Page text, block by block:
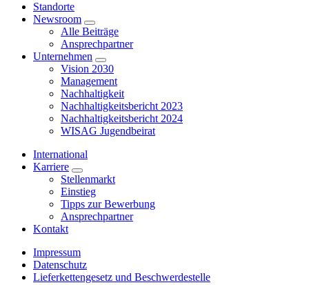
Standorte
Newsroom
Alle Beiträge
Ansprechpartner
Unternehmen
Vision 2030
Management
Nachhaltigkeit
Nachhaltigkeitsbericht 2023
Nachhaltigkeitsbericht 2024
WISAG Jugendbeirat
International
Karriere
Stellenmarkt
Einstieg
Tipps zur Bewerbung
Ansprechpartner
Kontakt
Impressum
Datenschutz
Lieferkettengesetz und Beschwerdestelle